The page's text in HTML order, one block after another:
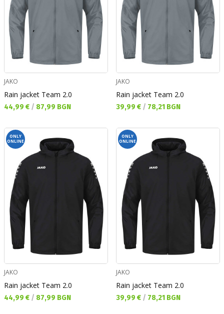
JAKO
Rain jacket Team 2.0
Текуща цена:
44,99 € / 87,99 BGN
JAKO
Rain jacket Team 2.0
Текуща цена:
39,99 € / 78,21 BGN
ONLY
ONLINE
JAKO
Rain jacket Team 2.0
Текуща цена:
44,99 € / 87,99 BGN
ONLY
ONLINE
JAKO
Rain jacket Team 2.0
Текуща цена:
39,99 € / 78,21 BGN